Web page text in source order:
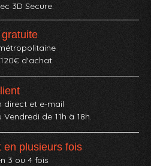
3D Secure.
d'achat.
direct et e-mail
Vendredi de 11h à 18h.
en plusieurs fois
3 ou 4 fois